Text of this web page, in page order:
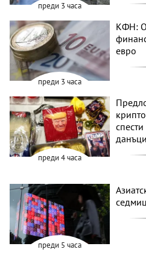
преди 3 часа
преди 3 часа
КФН:
евро
преди 4 часа
данъци
преди 5 часа